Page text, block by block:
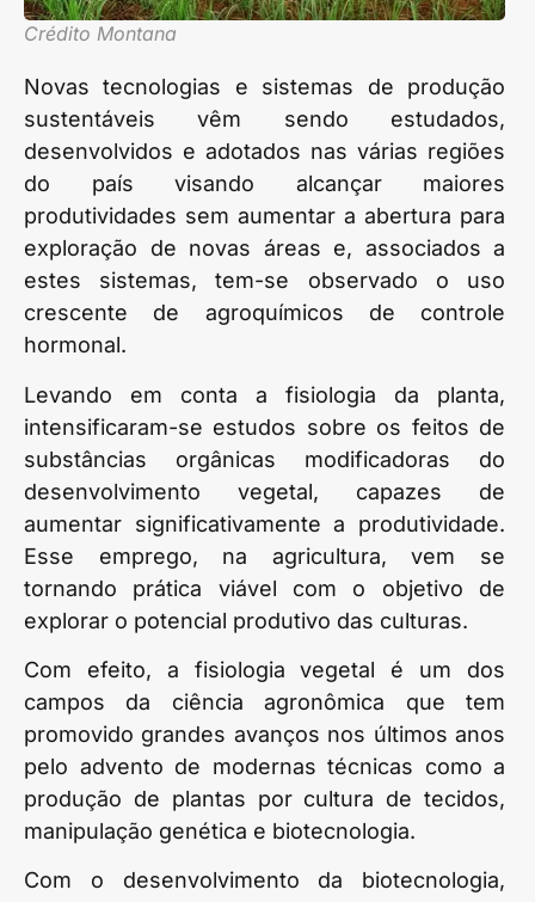
Crédito Montana
Novas tecnologias e sistemas de produção
sustentáveis vêm sendo estudados,
desenvolvidos e adotados nas várias regiões
do país visando alcançar maiores
produtividades sem aumentar a abertura para
exploração de novas áreas e, associados a
estes sistemas, tem-se observado o uso
crescente de agroquímicos de controle
hormonal.
Levando em conta a fisiologia da planta,
intensificaram-se estudos sobre os feitos de
substâncias orgânicas modificadoras do
desenvolvimento vegetal, capazes de
aumentar significativamente a produtividade.
Esse emprego, na agricultura, vem se
tornando prática viável com o objetivo de
explorar o potencial produtivo das culturas.
Com efeito, a fisiologia vegetal é um dos
campos da ciência agronômica que tem
promovido grandes avanços nos últimos anos
pelo advento de modernas técnicas como a
produção de plantas por cultura de tecidos,
manipulação genética e biotecnologia.
Com o desenvolvimento da biotecnologia,